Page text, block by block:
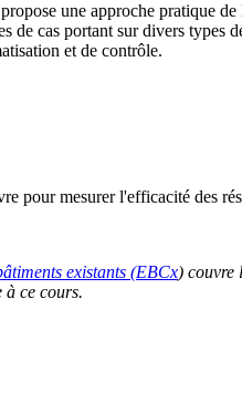
une approche pratique
de cas portant sur divers
et de contrôle.
pour mesurer l'efficacité des
existants (EBCx) couvre
à ce cours.